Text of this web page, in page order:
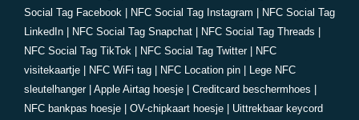
Social Tag Facebook
NFC Social Tag Instagram
NFC Social Tag
LinkedIn| NFC Social Tag Snapchat| NFC Social Tag Threads
NFC Social Tag TikTok
NFC Social Tag Twitter|
NFC
visitekaartje| NFC WiFi tag| NFC Location pin|
Lege NFC
sleutelhanger| Apple Airtag hoesje| Creditcard beschermhoes
NFC bankpas hoesje| OV-chipkaart hoesje| Uittrekbaar keycord